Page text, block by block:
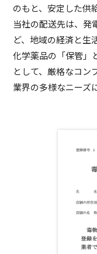
のもと、安定した供
当社の配送先は、発
ど、地域の経済と生
化学薬品の「保管」
として、厳格なコン
業界の多様なニーズ